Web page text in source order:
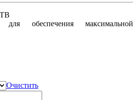
обеспечения максимальной
Очистить